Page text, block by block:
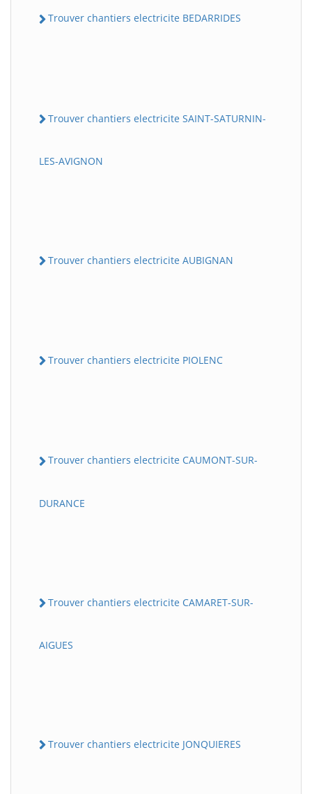
Trouver chantiers electricite BEDARRIDES
Trouver chantiers electricite SAINT-SATURNIN-
LES-AVIGNON
Trouver chantiers electricite AUBIGNAN
Trouver chantiers electricite PIOLENC
Trouver chantiers electricite CAUMONT-SUR-
DURANCE
Trouver chantiers electricite CAMARET-SUR-
AIGUES
Trouver chantiers electricite JONQUIERES